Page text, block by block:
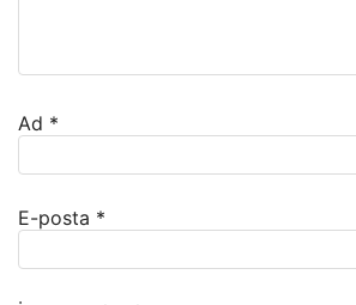
Ad *
E-posta *